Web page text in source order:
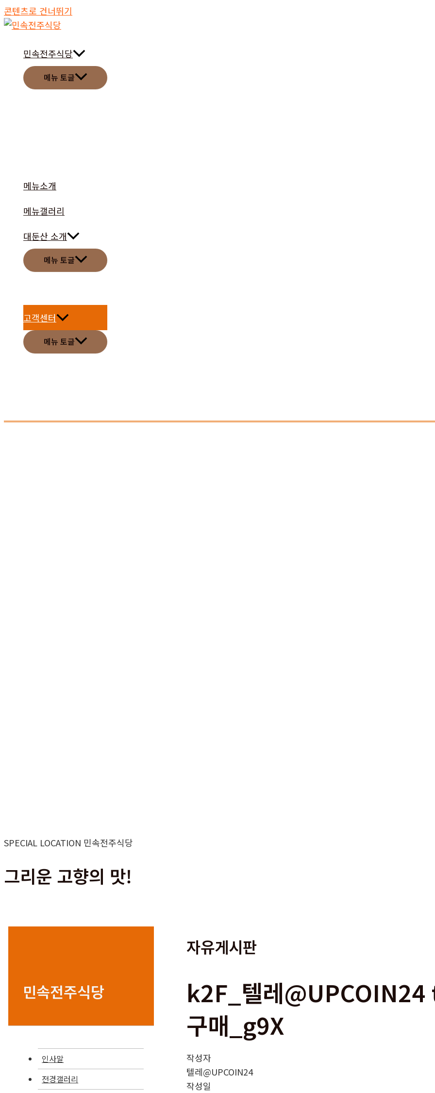
콘텐츠로 건너뛰기
민속전주식당
메뉴 토글
메뉴소개
메뉴갤러리
대둔산 소개
메뉴 토글
고객센터
메뉴 토글
SPECIAL LOCATION 민속전주식당
그리운 고향의 맛!
민속전주식당
인사말
전경갤러리
자유게시판
k2F_텔레
구매_g9X
작성자
텔레@UPCOIN24
작성일